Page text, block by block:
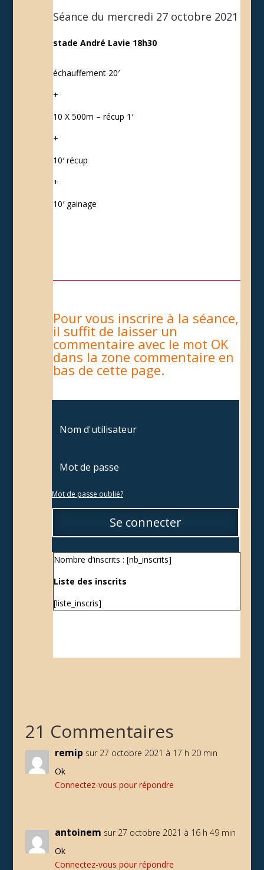
Séance du mercredi 27 octobre 2021
stade André Lavie 18h30
échauffement 20′
+
10 X 500m – récup 1′
+
10′ récup
+
10′ gainage
Pour vous inscrire à la séance,
il suffit de laisser un
commentaire avec le mot OK
dans la zone commentaire en
bas de cette page.
Mot de passe oublié?
Se connecter
Nombre d’inscrits : [nb_inscrits]
Liste des inscrits
[liste_inscris]
21 Commentaires
remip sur 27 octobre 2021 à 17 h 20 min
Ok
Connectez-vous pour répondre
antoinem sur 27 octobre 2021 à 16 h 49 min
Ok
Connectez-vous pour répondre